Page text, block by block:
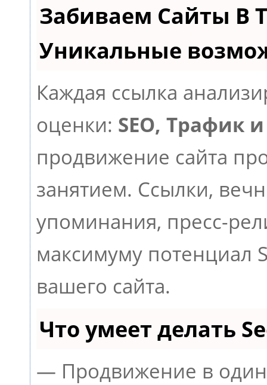
Забиваем Сайты В
Уникальные
Каждая ссылка
оценки: SEO, Трафик
продвижение сайта
занятием. Ссылки,
упоминания, пресс-
максимуму потенциал
вашего сайта.
Что умеет делать
— Продвижение в один